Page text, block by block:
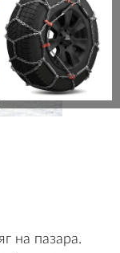
на пазара.